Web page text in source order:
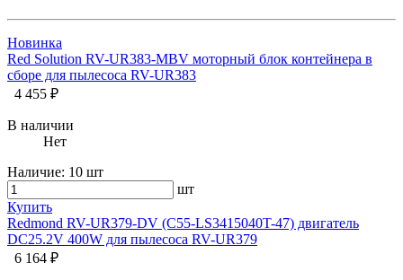
Новинка
Red Solution RV-UR383-MBV моторный блок контейнера в
сборе для пылесоса RV-UR383
4 455 ₽
В наличии
Нет
Наличие: 10 шт
шт
Купить
Redmond RV-UR379-DV (C55-LS3415040T-47) двигатель
DC25.2V 400W для пылесоса RV-UR379
6 164 ₽